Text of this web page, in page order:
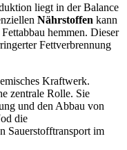
liegt in der Balance
Nährstoffen kann
hemmen. Dieser
Fettverbrennung
Kraftwerk.
zentrale Rolle. Sie
und den Abbau von
die
Sauerstofftransport im